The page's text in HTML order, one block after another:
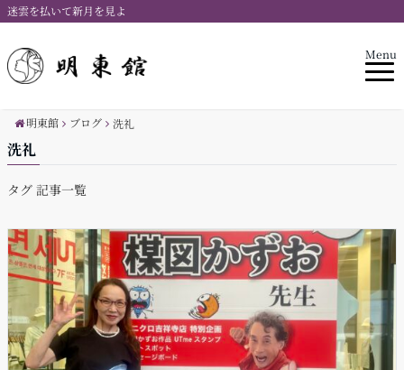
迷雲を払いて新月を見よ
Menu
明東館 ブログ 洗礼
洗礼
タグ 記事一覧